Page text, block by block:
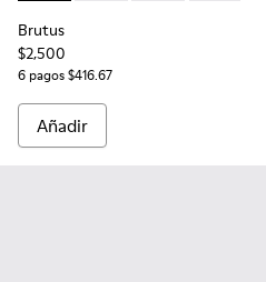
Brutus
$2,500
6 pagos $416.67
Añadir